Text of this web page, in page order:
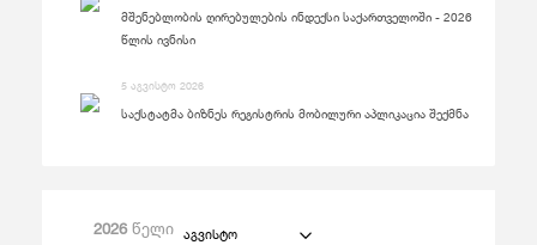
მშენებლობის ღირებულების ინდექსი საქართველოში - 2026
წლის ივნისი
5 აგვისტო 2026
საქსტატმა ბიზნეს რეგისტრის მობილური აპლიკაცია შექმნა
2026წელი აგვისტო